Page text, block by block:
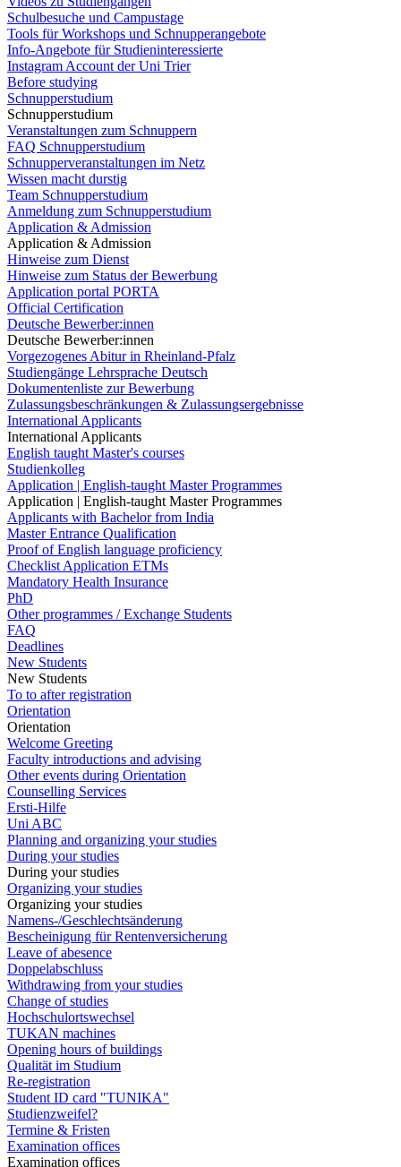
Schulbesuche und Campustage
Tools für Workshops und Schnupperangebote
Info-Angebote für Studieninteressierte
Instagram Account der Uni Trier
Before studying
Schnupperstudium
Schnupperstudium
Veranstaltungen zum Schnuppern
FAQ Schnupperstudium
Schnupperveranstaltungen im Netz
Wissen macht durstig
Team Schnupperstudium
Anmeldung zum Schnupperstudium
Application & Admission
Application & Admission
Hinweise zum Dienst
Hinweise zum Status der Bewerbung
Application portal PORTA
Official Certification
Deutsche Bewerber:innen
Deutsche Bewerber:innen
Vorgezogenes Abitur in Rheinland-Pfalz
Studiengänge Lehrsprache Deutsch
Dokumentenliste zur Bewerbung
Zulassungsbeschränkungen & Zulassungsergebnisse
International Applicants
International Applicants
English taught Master's courses
Studienkolleg
Application | English-taught Master Programmes
Application | English-taught Master Programmes
Applicants with Bachelor from India
Master Entrance Qualification
Proof of English language proficiency
Checklist Application ETMs
Mandatory Health Insurance
PhD
Other programmes / Exchange Students
FAQ
Deadlines
New Students
New Students
To to after registration
Orientation
Orientation
Welcome Greeting
Faculty introductions and advising
Other events during Orientation
Counselling Services
Ersti-Hilfe
Uni ABC
Planning and organizing your studies
During your studies
During your studies
Organizing your studies
Organizing your studies
Namens-/Geschlechtsänderung
Bescheinigung für Rentenversicherung
Leave of abesence
Doppelabschluss
Withdrawing from your studies
Change of studies
Hochschulortswechsel
TUKAN machines
Opening hours of buildings
Qualität im Studium
Re-registration
Student ID card "TUNIKA"
Studienzweifel?
Termine & Fristen
Examination offices
Examination offices